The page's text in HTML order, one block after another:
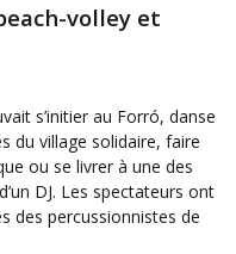
volley et
s’initier au Forró, danse
du village solidaire, faire
ou se livrer à une des
DJ. Les spectateurs ont
des percussionnistes de